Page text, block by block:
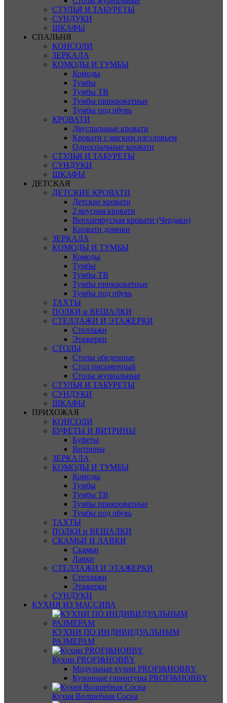
СТУЛЬЯ И ТАБУРЕТЫ
СУНДУКИ
ШКАФЫ
СПАЛЬНЯ
КОНСОЛИ
ЗЕРКАЛА
КОМОДЫ И ТУМБЫ
Комоды
Тумбы
Тумбы ТВ
Тумбы прикроватные
Тумбы под обувь
КРОВАТИ
Двуспальные кровати
Кровати с мягким изголовьем
Односпальные кровати
СТУЛЬЯ И ТАБУРЕТЫ
СУНДУКИ
ШКАФЫ
ДЕТСКАЯ
ДЕТСКИЕ КРОВАТИ
Детские кровати
2 ярусная кровати
Верхнеярусная кровати (Чердаки)
Кровати домики
ЗЕРКАЛА
КОМОДЫ И ТУМБЫ
Комоды
Тумбы
Тумбы ТВ
Тумбы прикроватные
Тумбы под обувь
ТАХТЫ
ПОЛКИ и ВЕШАЛКИ
СТЕЛЛАЖИ И ЭТАЖЕРКИ
Стеллажи
Этажерки
СТОЛЫ
Столы обеденные
Стол письменный
Столы журнальные
СТУЛЬЯ И ТАБУРЕТЫ
СУНДУКИ
ШКАФЫ
ПРИХОЖАЯ
КОНСОЛИ
БУФЕТЫ И ВИТРИНЫ
Буфеты
Витрины
ЗЕРКАЛА
КОМОДЫ И ТУМБЫ
Комоды
Тумбы
Тумбы ТВ
Тумбы прикроватные
Тумбы под обувь
ТАХТЫ
ПОЛКИ и ВЕШАЛКИ
СКАМЬИ И ЛАВКИ
Скамьи
Лавки
СТЕЛЛАЖИ И ЭТАЖЕРКИ
Стеллажи
Этажерки
СУНДУКИ
КУХНЯ ИЗ МАССИВА
КУХНИ ПО ИНДИВИДУАЛЬНЫМ
РАЗМЕРАМ
Кухни PROFI&HOBBY
Модульные кухни PROFI&HOBBY
Кухонные гарнитуры PROFI&HOBBY
Кухня Волшебная Сосна